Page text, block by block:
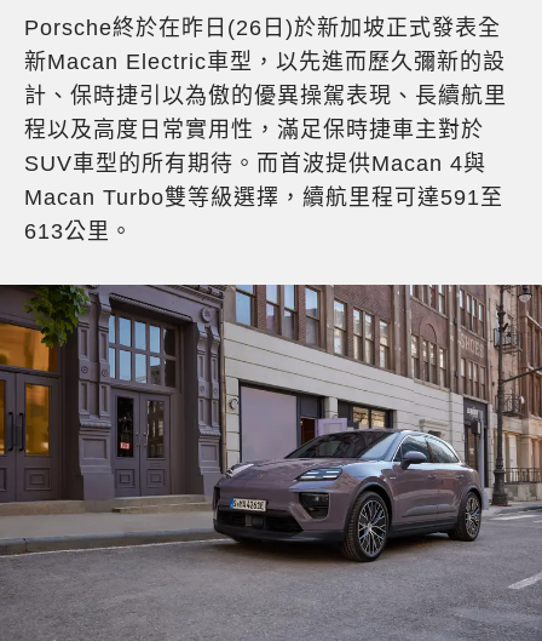
Porsche終於在昨日(26日)於新加坡正式發表全
新Macan Electric車型，以先進而歷久彌新的設
計、保時捷引以為傲的優異操駕表現、長續航里
程以及高度日常實用性，滿足保時捷車主對於
SUV車型的所有期待。而首波提供Macan 4與
Macan Turbo雙等級選擇，續航里程可達591至
613公里。